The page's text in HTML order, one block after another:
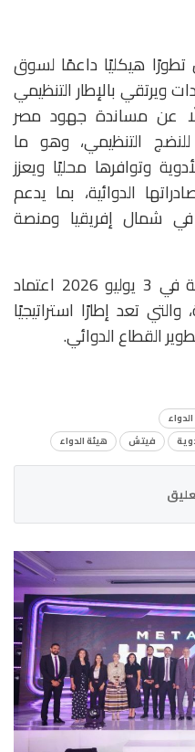
هيكليًا داعمًا لسوق
ويرتقي بالإطار التنظيمي
عن مساندة جهود مصر
التنظيمي، وهو ما
وتوافرها محليًا ويعزز
الدوائية، بما يدعم
شمال إفريقيا ومنصة
وقد أعلنت هيئة الدواء المصرية في 3 يوليو 2026 اعتماد
تعد إطارًا استراتيجيًا
القطاع الدوائي.
فيتش هيئة الدواء